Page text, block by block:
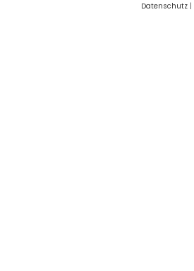
Datenschutz |